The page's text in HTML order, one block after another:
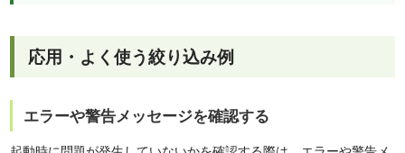
応用・よく使う絞り込み例
エラーや警告メッセージを確認する